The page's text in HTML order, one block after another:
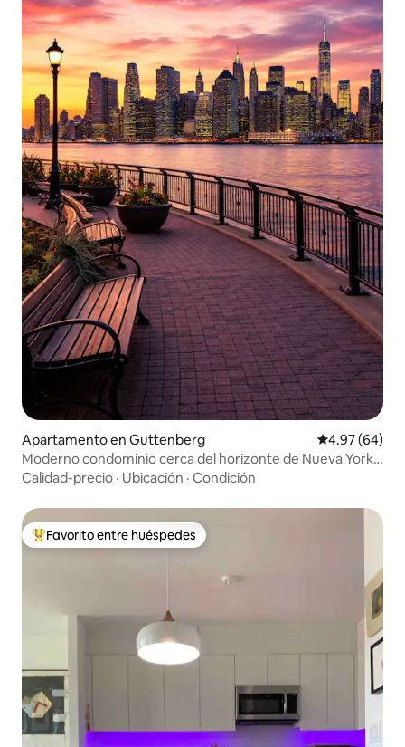
Apartamento en Guttenberg Calificación
4.97 (64)
Moderno condominio cerca del horizonte de Nueva York
+ estacionamiento
Calidad-precio · Ubicación · Condición
Favorito entre huéspedes preferido
Favorito entre huéspedes